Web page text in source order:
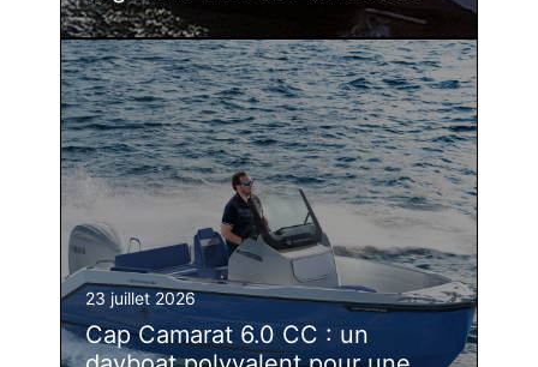
23 juillet 2026
Cap Camarat 6.0 CC : un